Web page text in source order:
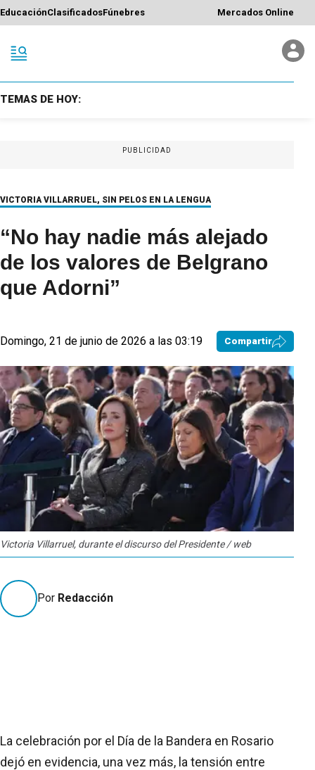
EducaciónClasificadosFúnebres Mercados Online
TEMAS DE HOY:
PUBLICIDAD
VICTORIA VILLARRUEL, SIN PELOS EN LA LENGUA
“No hay nadie más alejado
de los valores de Belgrano
que Adorni”
Domingo, 21 de junio de 2026 a las 03:19 Compartir
Victoria Villarruel, durante el discurso del Presidente / web
Por Redacción
La celebración por el Día de la Bandera en Rosario
dejó en evidencia, una vez más, la tensión entre